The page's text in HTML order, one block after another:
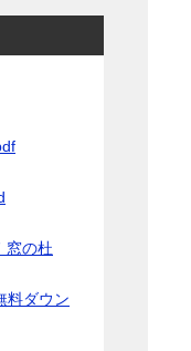
窓の杜
料ダウン